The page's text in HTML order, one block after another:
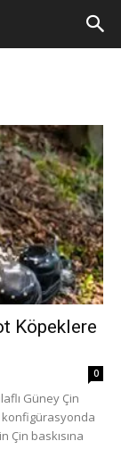
Köpeklere
0
Güney Çin
konfigürasyonda
Çin baskısına